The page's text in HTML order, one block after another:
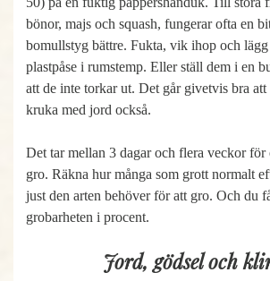
bönor, majs och squash, fungerar ofta en
bomullstyg bättre. Fukta, vik ihop och
plastpåse i rumstemp. Eller ställ dem i en
att de inte torkar ut. Det går givetvis bra att
kruka med jord också.
Det tar mellan 3 dagar och flera veckor för
gro. Räkna hur många som grott normalt
just den arten behöver för att gro. Och du
grobarheten i procent.
Jord, gödsel och